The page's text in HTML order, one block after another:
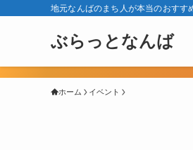
地元なんばのまち人が本当のおすす
ぶらっとなんば
ホーム イベント